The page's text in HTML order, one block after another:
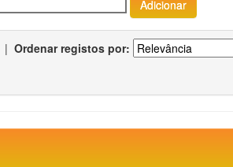
| Ordenar registos por: